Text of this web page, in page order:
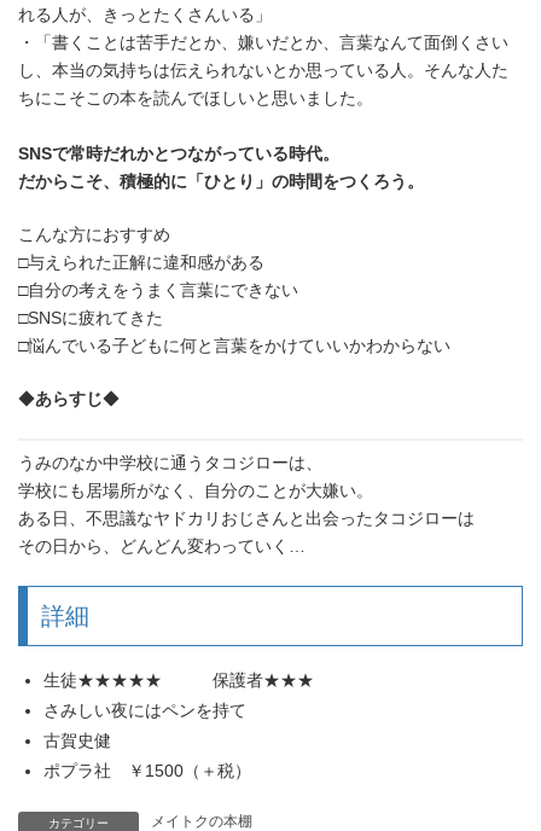
れる人が、きっとたくさんいる」
・「書くことは苦手だとか、嫌いだとか、言葉なんて面倒くさい
し、本当の気持ちは伝えられないとか思っている人。そんな人た
ちにこそこの本を読んでほしいと思いました。
SNSで常時だれかとつながっている時代。
だからこそ、積極的に「ひとり」の時間をつくろう。
こんな方におすすめ
□与えられた正解に違和感がある
□自分の考えをうまく言葉にできない
□SNSに疲れてきた
□悩んでいる子どもに何と言葉をかけていいかわからない
◆あらすじ◆
うみのなか中学校に通うタコジローは、
学校にも居場所がなく、自分のことが大嫌い。
ある日、不思議なヤドカリおじさんと出会ったタコジローは
その日から、どんどん変わっていく…
詳細
生徒★★★★★ 保護者★★★
さみしい夜にはペンを持て
古賀史健
ポプラ社 ￥1500（＋税）
カテゴリー メイトクの本棚